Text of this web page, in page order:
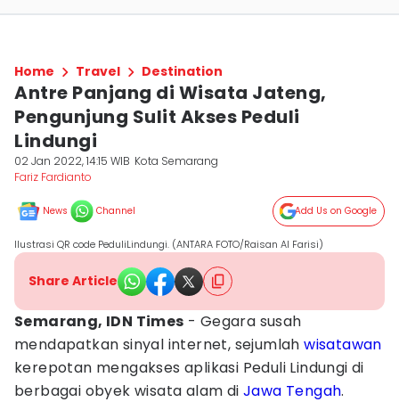
Home Travel Destination
Antre Panjang di Wisata Jateng,
Pengunjung Sulit Akses Peduli
Lindungi
02 Jan 2022, 14:15 WIB Kota Semarang
Fariz Fardianto
News Channel Add Us on Google
Ilustrasi QR code PeduliLindungi. (ANTARA FOTO/Raisan Al Farisi)
Share Article
Semarang, IDN Times - Gegara susah
mendapatkan sinyal internet, sejumlahwisatawan
kerepotan mengakses aplikasi Peduli Lindungi di
berbagai obyek wisata alam di Jawa Tengah.